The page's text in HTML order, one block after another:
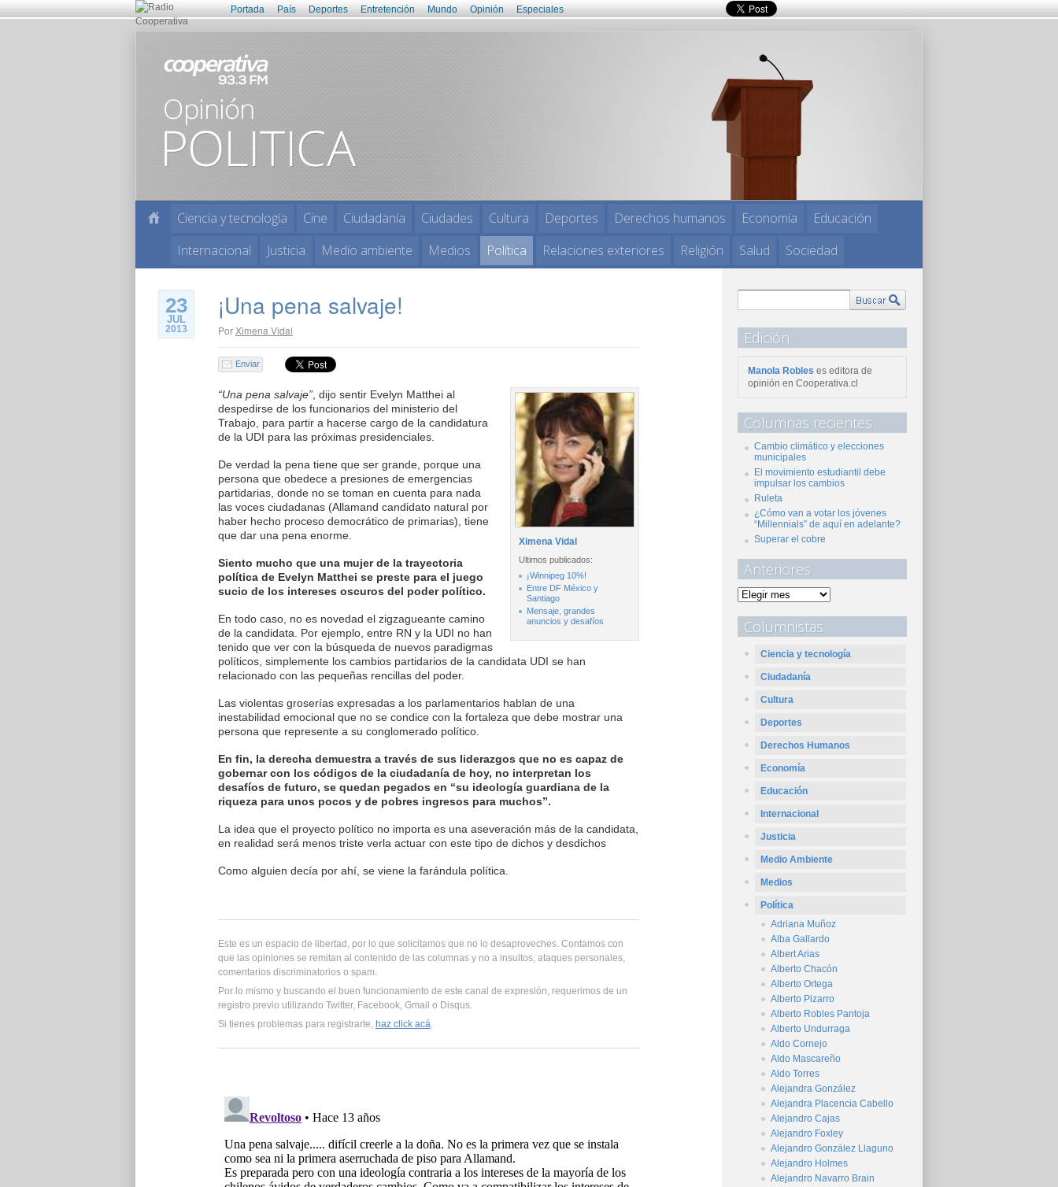
Portada País Deportes Entretención Mundo Opinión Especiales
Ciencia y tecnología Cine Ciudadanía Ciudades Cultura Deportes Derechos humanos Economía
Educación
Internacional
Justicia Medio ambiente Medios Política Relaciones exteriores Religión Salud Sociedad
23
JUL
2013
¡Una pena salvaje!
PorXimena Vidal
Enviar
Ximena Vidal
Ultimos publicados:
¡Winnipeg 10%!
Entre DF México y
Santiago
Mensaje, grandes
anuncios y desafíos
“Una pena salvaje” , dijo sentir Evelyn Matthei al
despedirse de los funcionarios del ministerio del
Trabajo, para partir a hacerse cargo de la candidatura
de la UDI para las próximas presidenciales.
De verdad la pena tiene que ser grande, porque una
persona que obedece a presiones de emergencias
partidarias, donde no se toman en cuenta para nada
las voces ciudadanas (Allamand candidato natural por
haber hecho proceso democrático de primarias), tiene
que dar una pena enorme.
Siento mucho que una mujer de la trayectoria
política de Evelyn Matthei se preste para el juego
sucio de los intereses oscuros del poder político.
En todo caso, no es novedad el zigzagueante camino
de la candidata. Por ejemplo, entre RN y la UDI no han
tenido que ver con la búsqueda de nuevos paradigmas
políticos, simplemente los cambios partidarios de la candidata UDI se han
relacionado con las pequeñas rencillas del poder.
Las violentas groserías expresadas a los parlamentarios hablan de una
inestabilidad emocional que no se condice con la fortaleza que debe mostrar una
persona que represente a su conglomerado político.
En fin, la derecha demuestra a través de sus liderazgos que no es capaz de
gobernar con los códigos de la ciudadanía de hoy, no interpretan los
desafíos de futuro, se quedan pegados en “su ideología guardiana de la
riqueza para unos pocos y de pobres ingresos para muchos”.
La idea que el proyecto político no importa es una aseveración más de la candidata,
en realidad será menos triste verla actuar con este tipo de dichos y desdichos
Como alguien decía por ahí, se viene la farándula política.
Este es un espacio de libertad, por lo que solicitamos que no lo desaproveches. Contamos con
que las opiniones se remitan al contenido de las columnas y no a insultos, ataques personales,
comentarios discriminatorios o spam.
Por lo mismo y buscando el buen funcionamiento de este canal de expresión, requerimos de un
registro previo utilizando Twitter, Facebook, Gmail o Disqus.
Si tienes problemas para registrarte, haz click acá.
Edición
Manola Robles es editora de
opinión en Cooperativa.cl
Columnas recientes
Cambio climático y elecciones
municipales
El movimiento estudiantil debe
impulsar los cambios
Ruleta
¿Cómo van a votar los jóvenes
“Millennials” de aquí en adelante?
Superar el cobre
Anteriores
Columnistas
Ciencia y tecnología
Ciudadanía
Cultura
Deportes
Derechos Humanos
Economía
Educación
Internacional
Justicia
Medio Ambiente
Medios
Política
Adriana Muñoz
Alba Gallardo
Albert Arias
Alberto Chacón
Alberto Ortega
Alberto Pizarro
Alberto Robles Pantoja
Alberto Undurraga
Aldo Cornejo
Aldo Mascareño
Aldo Torres
Alejandra González
Alejandra Placencia Cabello
Alejandro Cajas
Alejandro Foxley
Alejandro González Llaguno
Alejandro Holmes
Alejandro Navarro Brain